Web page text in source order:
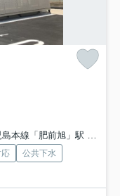
本線「肥前旭」駅 徒歩39分
応
公共下水